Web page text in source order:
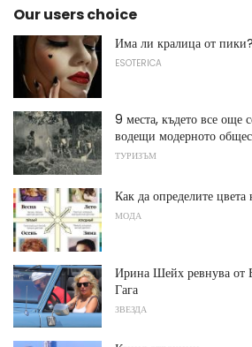
Our users choice
Има ли кралица от пики?
ESOTERICA
9 места, където все още
водещи модерното
ТУРИЗЪМ
Как да определите
МОДА
Ирина Шейх ревнува от
Гага
ЗВЕЗДА